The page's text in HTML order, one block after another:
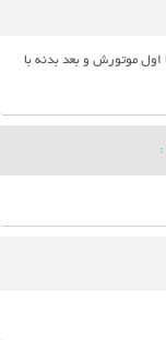
موتورش و بعد بدنه با
: